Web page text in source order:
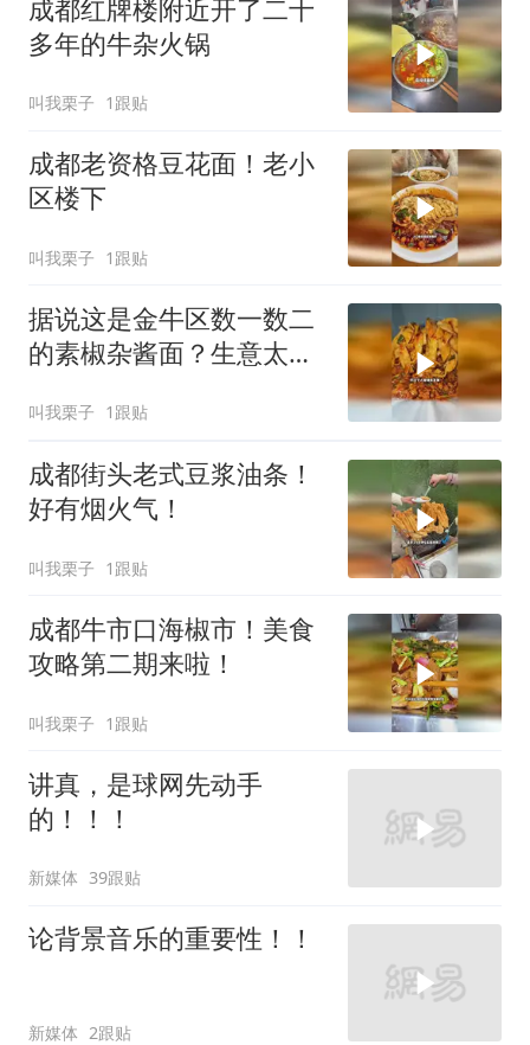
成都红牌楼附近开了二十
多年的牛杂火锅
叫我栗子 1跟贴
成都老资格豆花面！老小
区楼下
叫我栗子 1跟贴
据说这是金牛区数一数二
的素椒杂酱面？生意太好
叫我栗子 1跟贴
成都街头老式豆浆油条！
好有烟火气！
叫我栗子 1跟贴
成都牛市口海椒市！美食
攻略第二期来啦！
叫我栗子 1跟贴
讲真，是球网先动手
的！！！
新媒体 39跟贴
论背景音乐的重要性！！
新媒体 2跟贴